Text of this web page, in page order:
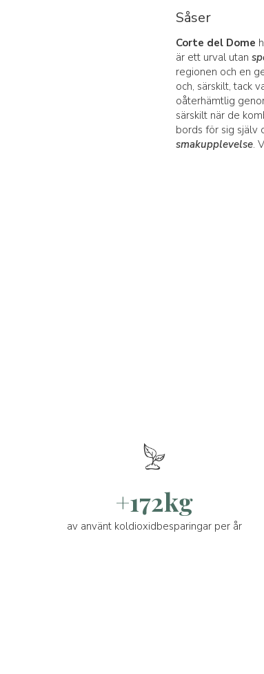
Såser
Corte del Dome
är ett urval utan
regionen och en
och, särskilt, tack
oåterhämtlig
särskilt när de
bords för sig själv
smakupplevelse.
+172kg
av använt koldioxidbesparingar per år